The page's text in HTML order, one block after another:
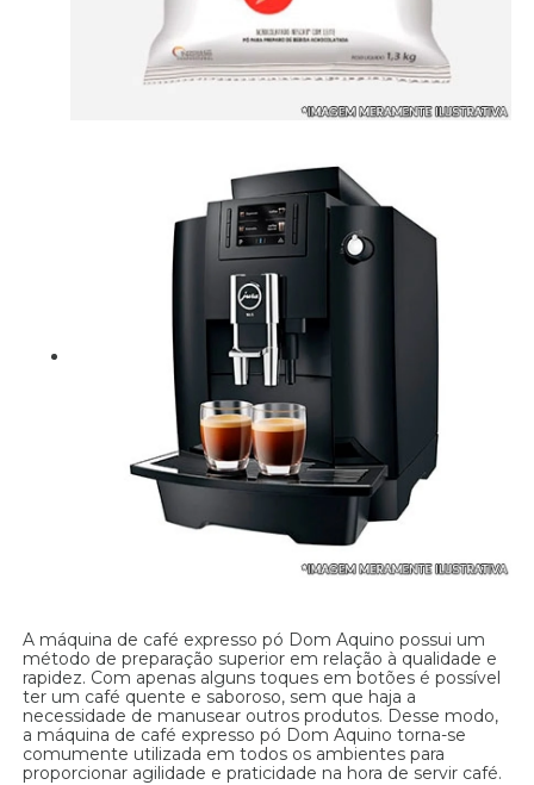
A máquina de café expresso pó Dom Aquino possui um
método de preparação superior em relação à qualidade e
rapidez. Com apenas alguns toques em botões é possível
ter um café quente e saboroso, sem que haja a
necessidade de manusear outros produtos. Desse modo,
a máquina de café expresso pó Dom Aquino torna-se
comumente utilizada em todos os ambientes para
proporcionar agilidade e praticidade na hora de servir café.